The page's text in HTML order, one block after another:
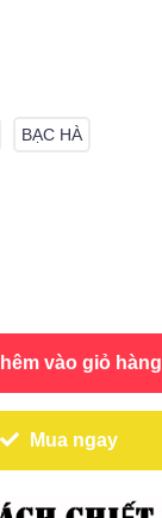
BẠC HÀ
vào giỏ hàng
Mua ngay